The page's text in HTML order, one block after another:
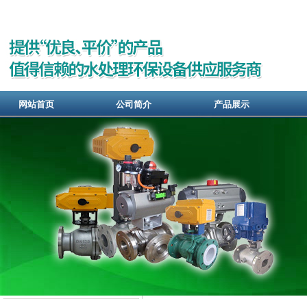
网站首页 公司简介 产品展示